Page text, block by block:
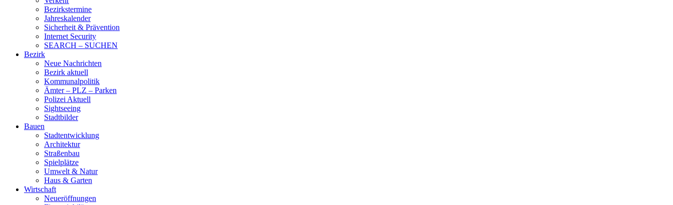
Bezirkstermine
Jahreskalender
Sicherheit & Prävention
Internet Security
SEARCH – SUCHEN
Bezirk
Neue Nachrichten
Bezirk aktuell
Kommunalpolitik
Ämter – PLZ – Parken
Polizei Aktuell
Sightseeing
Stadtbilder
Bauen
Stadtentwicklung
Architektur
Straßenbau
Spielplätze
Umwelt & Natur
Haus & Garten
Wirtschaft
Neueröffnungen